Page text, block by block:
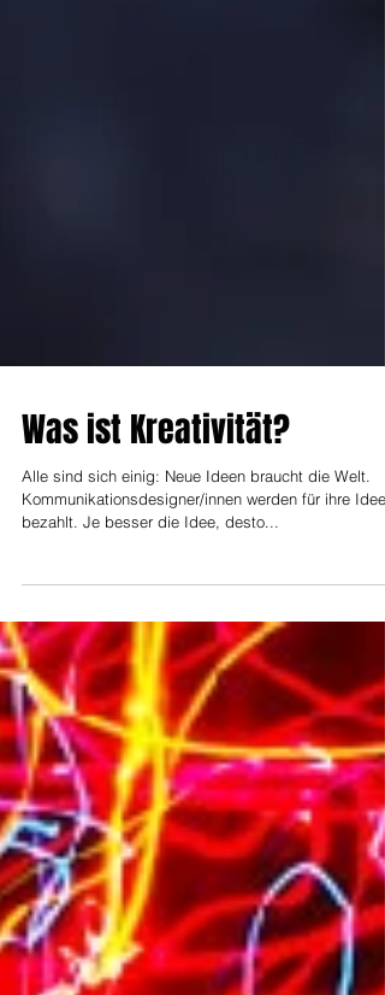
Was ist Kreativität?
Alle sind sich einig: Neue Ideen braucht die Welt.
Kommunikationsdesigner/innen werden für ihre Ideen
bezahlt. Je besser die Idee, desto...